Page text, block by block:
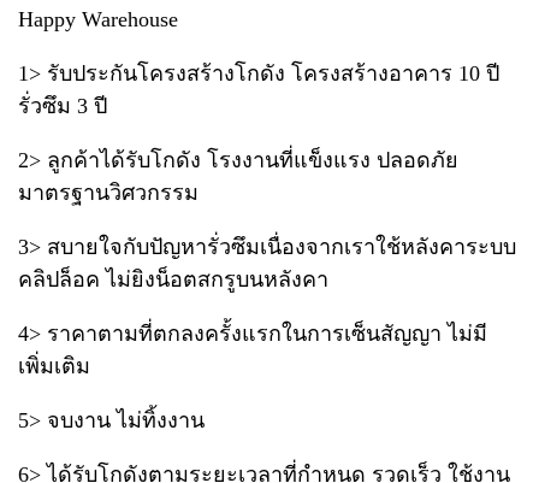
Happy Warehouse
1> รับประกันโครงสร้างโกดัง โครงสร้างอาคาร 10 ปี
รั่วซึม 3 ปี
2> ลูกค้าได้รับโกดัง โรงงานที่แข็งแรง ปลอดภัย
มาตรฐานวิศวกรรม
3> สบายใจกับปัญหารั่วซึมเนื่องจากเราใช้หลังคาระบบ
คลิปล็อค ไม่ยิงน็อตสกรูบนหลังคา
4> ราคาตามที่ตกลงครั้งแรกในการเซ็นสัญญา ไม่มี
เพิ่มเติม
5> จบงาน ไม่ทิ้งงาน
6> ได้รับโกดังตามระยะเวลาที่กำหนด รวดเร็ว ใช้งาน